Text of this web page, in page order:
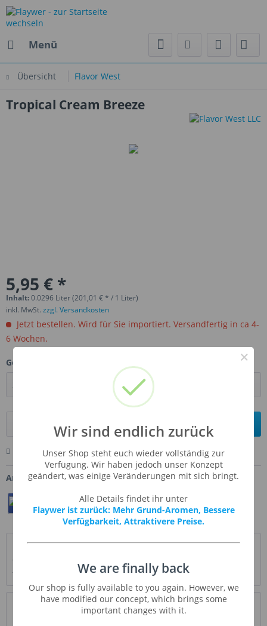
Menü
Übersicht Flavor West
Tropical Cream Breeze
5,95 € *
Inhalt:0.0296 Liter (201,01 € * / 1 Liter)
inkl. MwSt. zzgl. Versandkosten
Jetzt bestellen. Wird für Sie importiert. Versandfertig in ca 4-
6 Wochen.
Gebinde:
In den Warenkorb
Merken Bewerten Fragen zum Artikel
Artikel-Nr.: FW-TRCRBR
Twittern Pin It
Beschreibung
Tropical Cream Breeze ist eine Kombination aus all Ihren
tropischen Lieblingssorten. Diese...mehr
Bewertungen
0
×
Wir sind endlich zurück
Unser Shop steht euch wieder vollständig zur
Verfügung. Wir haben jedoch unser Konzept
geändert, was einige Veränderungen mit sich bringt.
Alle Details findet ihr unter
Flaywer ist zurück: Mehr Grund-Aromen, Bessere
Verfügbarkeit, Attraktivere Preise.
We are finally back
Our shop is fully available to you again. However, we
have modified our concept, which brings some
important changes with it.